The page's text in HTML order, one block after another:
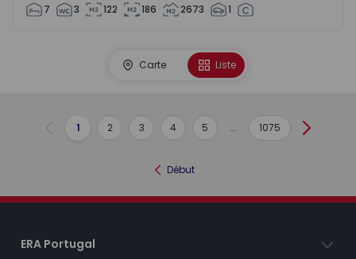
7 3 122 186 2673 1
Carte Liste
Précédent
1 2 3 4 5 ... 1075 Suivant
Début
ERA Portugal